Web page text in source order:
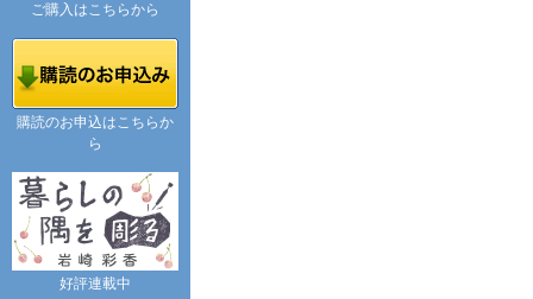
ご購入はこちらから
購読のお申込はこちらか
ら
好評連載中